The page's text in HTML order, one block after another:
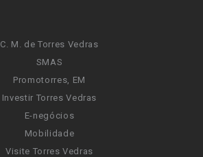
C. M. de Torres Vedras
SMAS
Promotorres, EM
Investir Torres Vedras
E-negócios
Mobilidade
Visite Torres Vedras